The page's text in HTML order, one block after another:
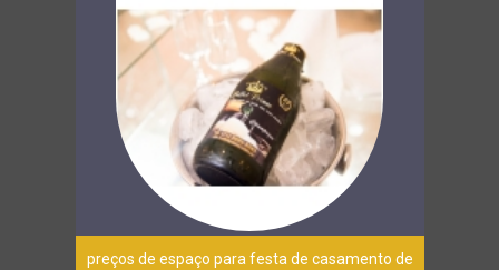
preços de espaço para festa de casamento de